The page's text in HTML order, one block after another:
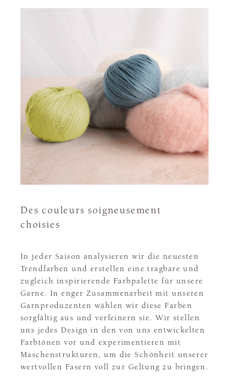
Des couleurs soigneusement
choisies
In jeder Saison analysieren wir die neuesten
Trendfarben und erstellen eine tragbare und
zugleich inspirierende Farbpalette für unsere
Garne. In enger Zusammenarbeit mit unseren
Garnproduzenten wählen wir diese Farben
sorgfältig aus und verfeinern sie. Wir stellen
uns jedes Design in den von uns entwickelten
Farbtönen vor und experimentieren mit
Maschenstrukturen, um die Schönheit unserer
wertvollen Fasern voll zur Geltung zu bringen.